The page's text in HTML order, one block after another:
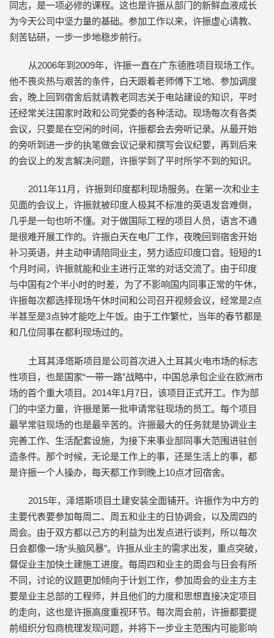
同志，是一项必修的课程。这也是许振从部门的新鲜血液成长
为今天公司中坚力量的基础。参加工作以来，许振虚心请教、
刻苦钻研，一步一步地稳步前行。
从2006年到2009年，许振一直在广东德胜项目现场工作。
他不畏炎热与艰苦的条件，白天跟着老师傅下工地、参加调度
会，晚上回到宿舍后就请教老同志关于电站建设的知识，平时
还经常关注国家时政和公司党委的各种活动。现场每次有各类
会议，只要是在空闲的时间，许振都会去旁听记录。从最开始
的旁听到进一步的执笔做会议记录和撰写会议纪要，再到后来
的会议上的发言解决问题，许振学到了平时所学不到的知识。
2011年11月，许振到印度都利现场服务。在第一次和业主
见面的会议上，许振就被印度人极其不标准的英语发音难倒，
几乎是一句也听不懂。对于做国际工程的项目人员，语言不通
是很难开展工作的。许振白天在电厂工作，夜晚回到宿舍开始
补习英语，并主动申请陪同业主，努力适应印度口音。短短的1
个月时间，许振就能和业主进行正常的对话交流了。由于印度
与中国有2个半小时的时差，为了不影响国内同事正常的午休，
许振每次都选择现场午休时间和公司召开视频会议，经常是2点
半甚至是3点钟才能吃上午饭。由于工作繁忙，当年的春节都是
和几位同事在都利现场过的。
土耳其泽塔斯项目是公司首次进入土耳其火电市场的标志
性项目，也是国家“一带一路”战略中，中国总承包企业在欧洲市
场的首个重大项目。2014年1月7日，该项目正式开工。作为部
门的中坚力量，许振是第一批申请常驻现场的员工。每个项目
最早常驻现场的也是最辛苦的。许振最大的任务就是协调业主
完善工作、生活配套设施，为接下来事业部同事大范围进驻创
造条件。那个时候，无论是工作上的事，还是生活上的事，都
是许振一个人操办，每天都工作到晚上10点才回宿舍。
2015年，泽塔斯项目土建安装全面铺开。许振作为中方的
主要代表要参加每周二、周五和业主的日协调会，以及周四的
周会。由于双方都以己方的利益为出发点进行谈判，所以每次
日会都像一场“头脑风暴”。许振从业主的需求出发，重点突破，
督促业主加快土建施工进度。每周四和业主的周会与日会有所
不同，讨论的议题更加倾向于计划工作，参加周会的业主方主
要是业主总部的工程师，并且他们的力度和思想直接决定项目
的走向，这也是许振高度重视环节。每次周会前，许振都要提
前组织分包商梳理发现问题，并将下一步业主范围内可能影响